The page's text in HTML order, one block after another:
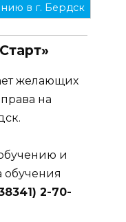
в г. Бердск
желающих
на
и
обучения
2-70-